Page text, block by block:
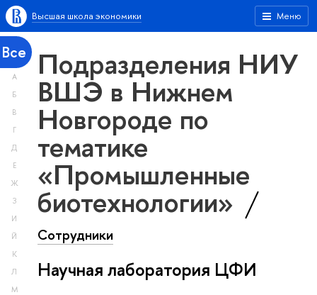
Меню
Высшая школа экономики
Все
А
Б
В
Г
Д
Е
Ж
З
И
Й
К
Л
М
Подразделения НИУ
ВШЭ в Нижнем
Новгороде по
тематике
«Промышленные
биотехнологии»
Сотрудники
Научная лаборатория ЦФИ